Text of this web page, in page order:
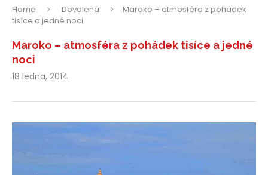
Home Dovolená
Maroko – atmosféra z pohádek
tisíce a jedné noci
Maroko – atmosféra z pohádek tisíce a jedné
noci
18 ledna, 2014